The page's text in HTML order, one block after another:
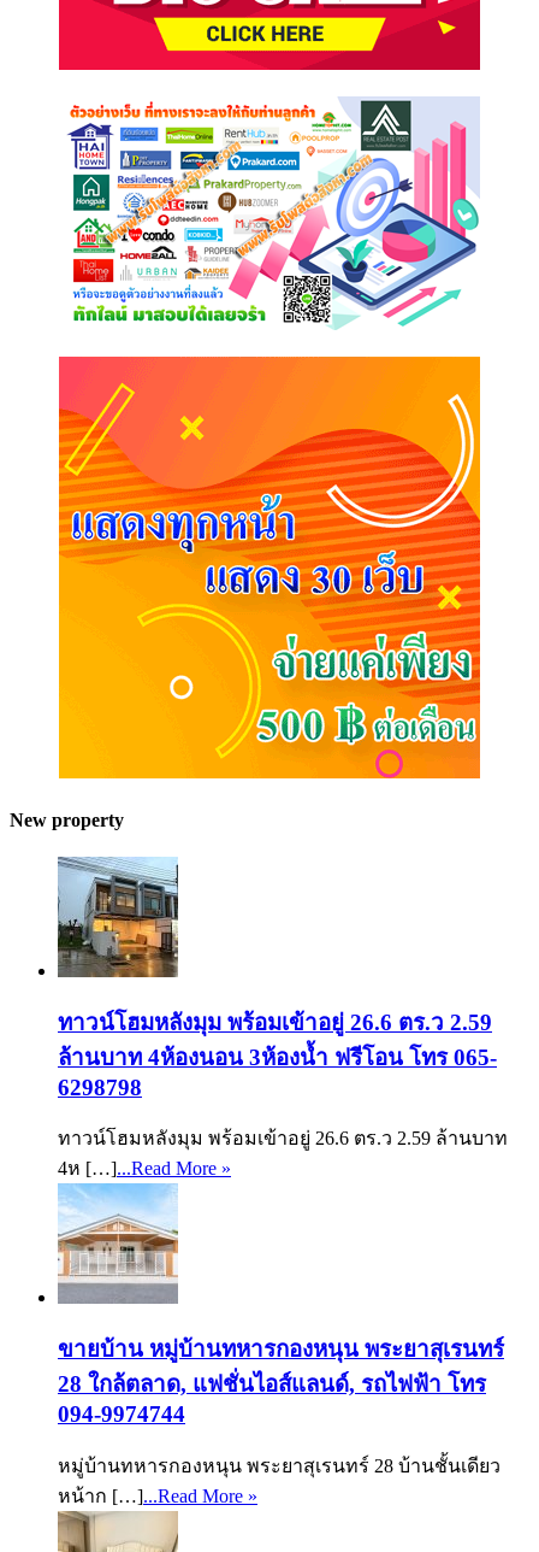
New property
ทาวน์โฮมหลังมุม พร้อมเข้าอยู่ 26.6 ตร.ว 2.59
ล้านบาท 4ห้องนอน 3ห้องน้ำ ฟรีโอน โทร 065-
6298798
ทาวน์โฮมหลังมุม พร้อมเข้าอยู่ 26.6 ตร.ว 2.59 ล้านบาท
4ห […]...Read More »
ขายบ้าน หมู่บ้านทหารกองหนุน พระยาสุเรนทร์
28 ใกล้ตลาด, แฟชั่นไอส์แลนด์, รถไฟฟ้า โทร
094-9974744
หมู่บ้านทหารกองหนุน พระยาสุเรนทร์ 28 บ้านชั้นเดียว
หน้าก […]...Read More »